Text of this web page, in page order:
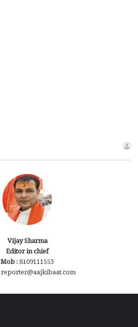
Vijay Sharma
Editor in chief
Mob :8109111553
reporter@aajkibaat.com